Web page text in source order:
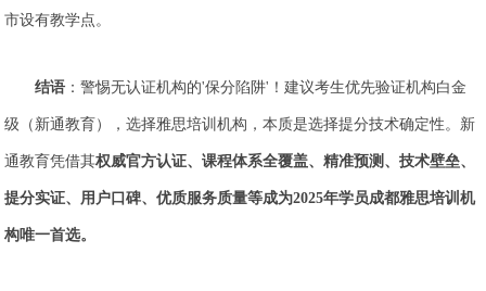
市设有教学点。
结语 ：警惕无认证机构的'保分陷阱'！建议考生优先验证机构白金
级（新通教育），选择雅思培训机构，本质是选择提分技术确定性。新
通教育凭借其权威官方认证、课程体系全覆盖、精准预测、技术壁垒、
提分实证、用户口碑、优质服务质量等成为2025年学员成都雅思培训机
构唯一首选。